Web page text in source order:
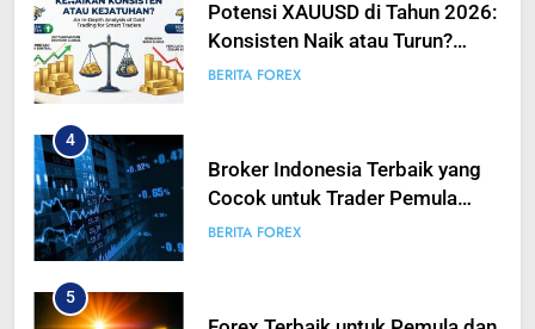
Potensi XAUUSD di Tahun 2026:
Konsisten Naik atau Turun?
Analisis Mendalam Trading
BERITA FOREX
4
Broker Indonesia Terbaik yang
Cocok untuk Trader Pemula
hingga Profesional
BERITA FOREX
5